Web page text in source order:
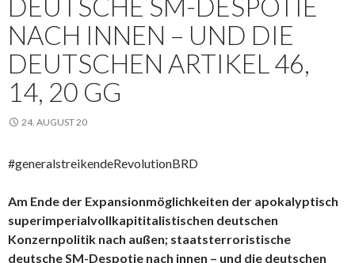
EUTSCHE SM-DESPOTIE N
ACH INNEN – UND DIE D
EUTSCHEN ARTIKEL 46, 1
4, 20 GG
24. AUGUST 20
#generalstreikendeRevolutionBRD
Am Ende der Expansionmöglichkeiten der apokalyptisch
superimperialvollkapititalistischen deutschen
Konzernpolitik nach außen; staatsterroristische
deutsche SM-Despotie nach innen – und die deutschen